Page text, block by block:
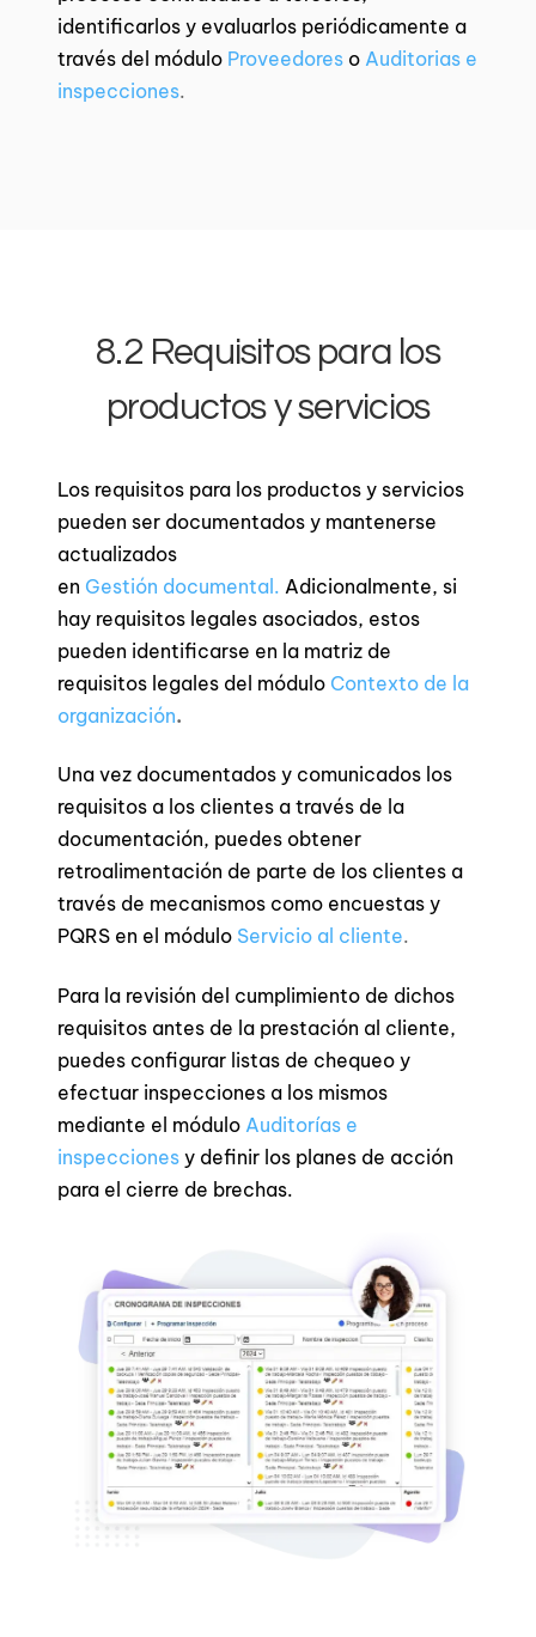
identificarlos y evaluarlos periódicamente a
través del módulo Proveedores o Auditorias e
inspecciones.
8.2 Requisitos para los
productos y servicios
Los requisitos para los productos y servicios
pueden ser documentados y mantenerse
actualizados
en Gestión documental . Adicionalmente, si
hay requisitos legales asociados, estos
pueden identificarse en la matriz de
requisitos legales del módulo Contexto de la
organización.
Una vez documentados y comunicados los
requisitos a los clientes a través de la
documentación, puedes obtener
retroalimentación de parte de los clientes a
través de mecanismos como encuestas y
PQRS en el módulo Servicio al cliente.
Para la revisión del cumplimiento de dichos
requisitos antes de la prestación al cliente,
puedes configurar listas de chequeo y
efectuar inspecciones a los mismos
mediante el módulo Auditorías e
inspecciones y definir los planes de acción
para el cierre de brechas.